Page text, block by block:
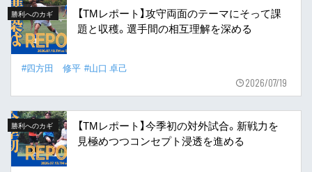
勝利へのカギ
【TMレポート】攻守両面のテーマにそって課
題と収穫。選手間の相互理解を深める
#四方田 修平 #山口 卓己
2026/07/19
勝利へのカギ
【TMレポート】今季初の対外試合。新戦力を
見極めつつコンセプト浸透を進める